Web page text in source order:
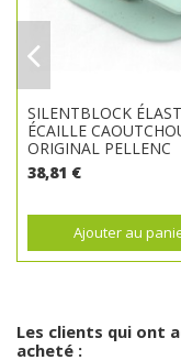
SILENTBLOCK
ÉCAILLE
ORIGINAL PELLENC
38,81 €
Ajouter au
Les clients qui ont
acheté :